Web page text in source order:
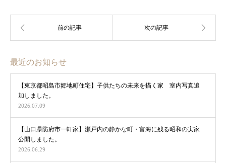
最近のお知らせ
【東京都昭島市郷地町住宅】子供たちの未来を描く家 室内写真追
加しました。
2026.07.09
【山口県防府市一軒家】瀬戸内の静かな町・富海に残る昭和の実家
公開しました。
2026.06.29